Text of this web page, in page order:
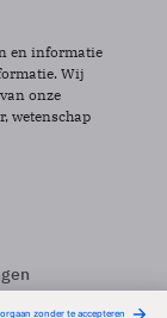
en informatie
Wij
onze
wetenschap